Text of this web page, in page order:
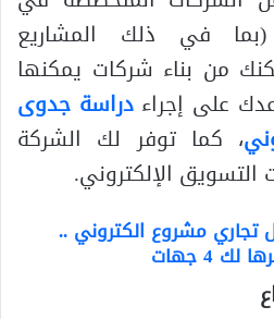
(بما في ذلك المشاريع
من بناء شركات يمكنها
على إجراءدراسة جدوى
، كما توفر لك الشركة
الإلكتروني.
مشروع الكتروني ..
4 جهات